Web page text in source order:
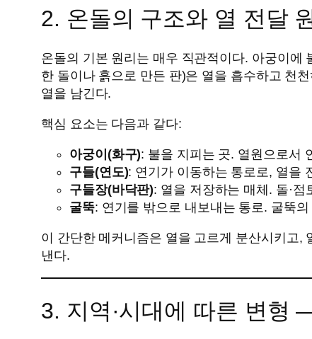
2. 온돌의 구조와 열 전달
온돌의 기본 원리는 매우 직관적이다. 아궁이에
한 돌이나 흙으로 만든 판)은 열을 흡수하고 천
열을 남긴다.
핵심 요소는 다음과 같다:
아궁이(화구): 불을 지피는 곳. 열원으로서
구들(연도): 연기가 이동하는 통로로, 열을
구들장(바닥판): 열을 저장하는 매체. 돌·점
굴뚝: 연기를 밖으로 내보내는 통로. 굴뚝
이 간단한 메커니즘은 열을 고르게 분산시키고,
낸다.
3. 지역·시대에 따른 변형